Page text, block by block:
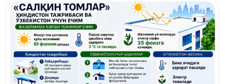
va ustuvor vazifalar